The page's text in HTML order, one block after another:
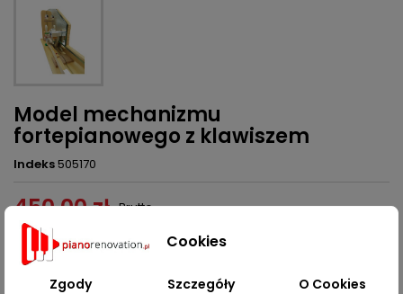
Model mechanizmu
fortepianowego z klawiszem
Indeks505170
450,00 zł Brutto
Ilość  Dodaj do koszyka
Ostatnie sztuki w magazynie
Cookies
Zgody Szczegóły O Cookies